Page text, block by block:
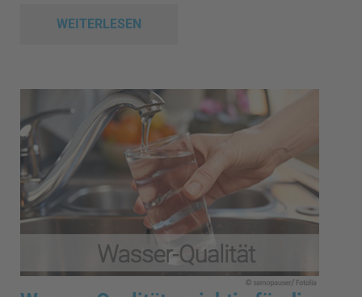
WEITERLESEN